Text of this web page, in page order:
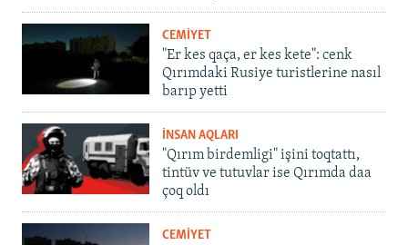
CEMİYET
"Er kes qaça, er kes kete": cenk
Qırımdaki Rusiye turistlerine nasıl
barıp yetti
İNSAN AQLARI
"Qırım birdemligi" işini toqtattı,
tintüv ve tutuvlar ise Qırımda daa
çoq oldı
CEMİYET